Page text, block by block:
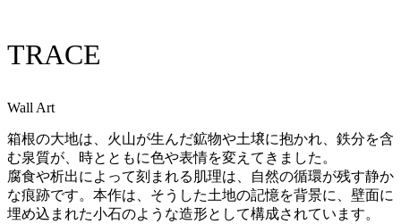
TRACE
Wall Art
箱根の大地は、火山が生んだ鉱物や土壌に抱かれ、 鉄分を含
む泉質が、時とともに色や表情を変えてきました。
腐食や析出によって刻まれる肌理は、自然の循環が残す静か
な痕跡です。 本作は、そうした土地の記憶を背景に、 壁面に
埋め込まれた小石のような造形として構成されています。